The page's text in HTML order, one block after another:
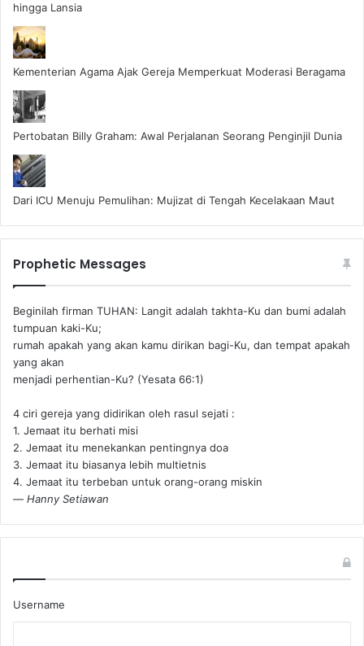
hingga Lansia
Kementerian Agama Ajak Gereja Memperkuat Moderasi Beragama
Pertobatan Billy Graham: Awal Perjalanan Seorang Penginjil Dunia
Dari ICU Menuju Pemulihan: Mujizat di Tengah Kecelakaan Maut
Prophetic Messages
Beginilah firman TUHAN: Langit adalah takhta-Ku dan bumi adalah
tumpuan kaki-Ku;
rumah apakah yang akan kamu dirikan bagi-Ku, dan tempat apakah
yang akan
menjadi perhentian-Ku? (Yesata 66:1) ‪
4 ciri gereja yang didirikan oleh rasul sejati :
1. Jemaat itu berhati misi
2. Jemaat itu menekankan pentingnya doa
3. Jemaat itu biasanya lebih multietnis
4. Jemaat itu terbeban untuk orang-orang miskin
— Hanny Setiawan
Username